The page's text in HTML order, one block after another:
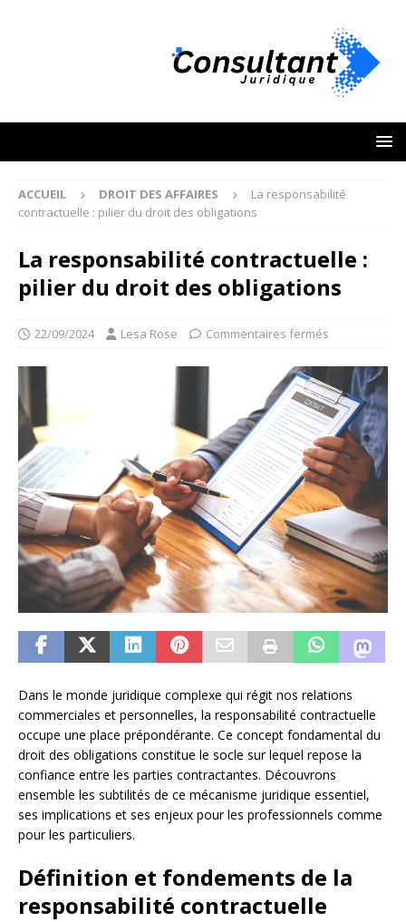
ACCUEIL DROIT DES AFFAIRES
La responsabilité
contractuelle : pilier du droit des obligations
La responsabilité contractuelle :
pilier du droit des obligations
22/09/2024 Lesa Rose Commentaires fermés
Dans le monde juridique complexe qui régit nos relations
commerciales et personnelles, la responsabilité contractuelle
occupe une place prépondérante. Ce concept fondamental du
droit des obligations constitue le socle sur lequel repose la
confiance entre les parties contractantes. Découvrons
ensemble les subtilités de ce mécanisme juridique essentiel,
ses implications et ses enjeux pour les professionnels comme
pour les particuliers.
Définition et fondements de la
responsabilité contractuelle